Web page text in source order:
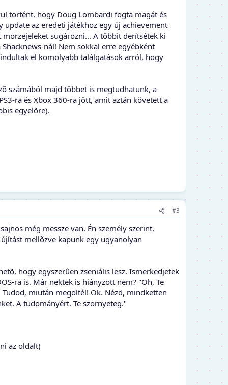
történt, hogy Doug Lombardi fogta magát és
update az eredeti játékhoz egy új achievement
sugározni... A többit derítsétek ki
nál! Nem sokkal erre egyébként
el komolyabb találgatások arról, hogy
számából majd többet is megtudhatunk, a
ra és Xbox 360-ra jött, amit aztán követett a
egyelõre).
#3
még messze van. Én személy szerint,
mellõzve kapunk egy ugyanolyan
hogy egyszerûen zseniális lesz. Ismerkedjetek
ra is. Már nektek is hiányzott nem? "Oh, Te
miután megöltél! Ok. Nézd, mindketten
A tudományért. Te szörnyeteg."
az oldalt)